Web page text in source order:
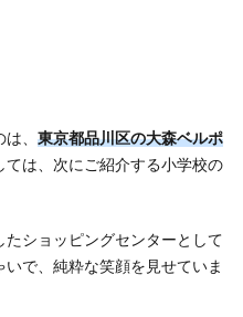
、 東京都品川区の大森ベルポ
ては、次にご紹介する小学校の
ショッピングセンターとして
で、純粋な笑顔を見せていま